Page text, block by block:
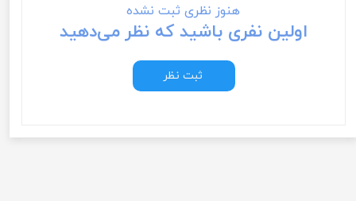
هنوز نظری ثبت نشده
اولین نفری باشید که نظر می‌دهید
ثبت نظر